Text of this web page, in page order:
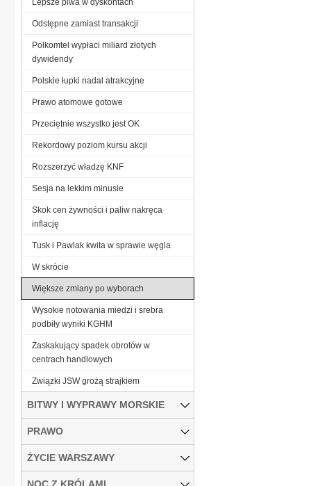
Odstępne zamiast transakcji
Polkomtel wypłaci miliard złotych
dywidendy
Polskie łupki nadal atrakcyjne
Prawo atomowe gotowe
Przeciętnie wszystko jest OK
Rekordowy poziom kursu akcji
Rozszerzyć władzę KNF
Sesja na lekkim minusie
Skok cen żywności i paliw nakręca
inflację
Tusk i Pawlak kwita w sprawie węgla
W skrócie
Większe zmiany po wyborach
Wysokie notowania miedzi i srebra
podbiły wyniki KGHM
Zaskakujący spadek obrotów w
centrach handlowych
Związki JSW grożą strajkiem
BITWY I WYPRAWY MORSKIE
PRAWO
ŻYCIE WARSZAWY
NOC Z KRÓLAMI